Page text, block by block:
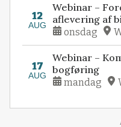
12
AUG
Webinar –
aflevering af
onsdag
17
AUG
Webinar –
bogføring
mandag